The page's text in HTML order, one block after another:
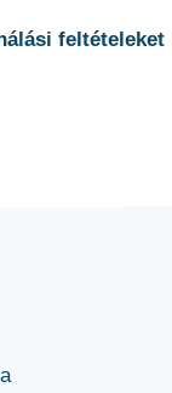
feltételeket